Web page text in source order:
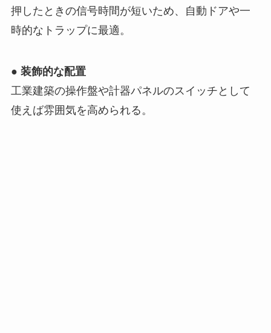
押したときの信号時間が短いため、自動ドアや一
時的なトラップに最適。
● 装飾的な配置
工業建築の操作盤や計器パネルのスイッチとして
使えば雰囲気を高められる。